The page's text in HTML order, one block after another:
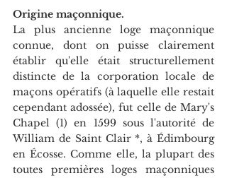
Origine maçonnique.
La plus ancienne loge maçonnique
connue, dont on puisse clairement
établir qu'elle était structurellement
distincte de la corporation locale de
maçons opératifs (à laquelle elle restait
cependant adossée), fut celle de Mary's
Chapel (1) en 1599 sous l'autorité de
William de Saint Clair *, à Édimbourg
en Écosse. Comme elle, la plupart des
toutes premières loges maçonniques